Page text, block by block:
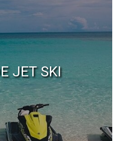
JET SKI